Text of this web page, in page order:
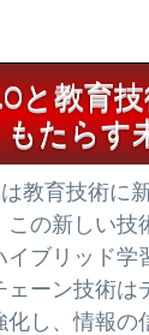
と教育
もたらす
教育技術に
この新しい技
イブリッド学
ェーン技術は
化し、情報の